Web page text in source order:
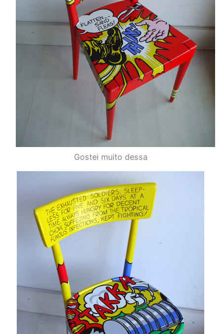
Gostei muito dessa